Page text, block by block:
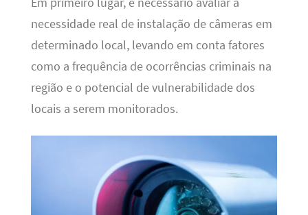
necessidade real de instalação de câmeras em
determinado local, levando em conta fatores
como a frequência de ocorrências criminais na
região e o potencial de vulnerabilidade dos
locais a serem monitorados.